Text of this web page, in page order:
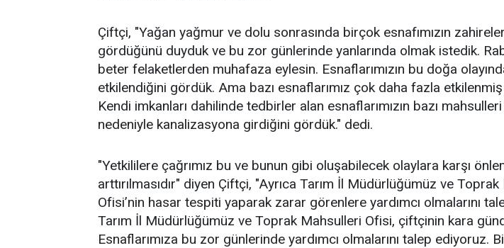
Çiftçi, "Yağan yağmur ve dolu sonrasında birçok esnafımızın
gördüğünü duyduk ve bu zor günlerinde yanlarında olmak istedik.
beter felaketlerden muhafaza eylesin. Esnaflarımızın bu doğa
etkilendiğini gördük. Ama bazı esnaflarımız çok daha fazla
Kendi imkanları dahilinde tedbirler alan esnaflarımızın bazı
nedeniyle kanalizasyona girdiğini gördük." dedi.
"Yetkililere çağrımız bu ve bunun gibi oluşabilecek olaylara karşı
arttırılmasıdır" diyen Çiftçi, "Ayrıca Tarım İl Müdürlüğümüz ve
Ofisi’nin hasar tespiti yaparak zarar görenlere yardımcı olmalarını
Tarım İl Müdürlüğümüz ve Toprak Mahsulleri Ofisi, çiftçinin kara
Esnaflarımıza bu zor günlerinde yardımcı olmalarını talep ediyoruz.